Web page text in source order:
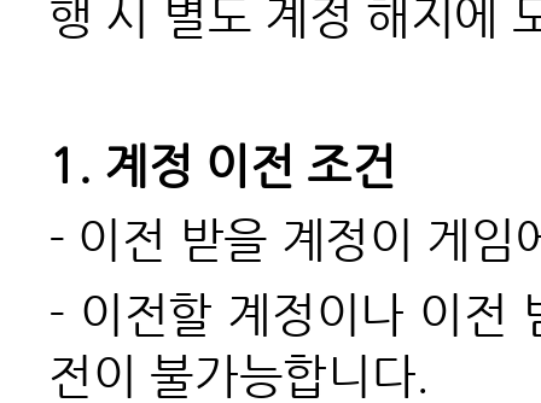
행 시 별도 계정 해지에
1. 계정 이전 조건
- 이전 받을 계정이 게임
- 이전할 계정이나 이전
전이 불가능합니다.